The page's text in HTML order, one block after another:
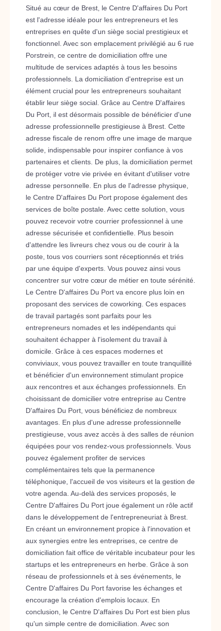
Situé au cœur de Brest, le Centre D'affaires Du Port
est l'adresse idéale pour les entrepreneurs et les
entreprises en quête d'un siège social prestigieux et
fonctionnel. Avec son emplacement privilégié au 6 rue
Porstrein, ce centre de domiciliation offre une
multitude de services adaptés à tous les besoins
professionnels. La domiciliation d'entreprise est un
élément crucial pour les entrepreneurs souhaitant
établir leur siège social. Grâce au Centre D'affaires
Du Port, il est désormais possible de bénéficier d'une
adresse professionnelle prestigieuse à Brest. Cette
adresse fiscale de renom offre une image de marque
solide, indispensable pour inspirer confiance à vos
partenaires et clients. De plus, la domiciliation permet
de protéger votre vie privée en évitant d'utiliser votre
adresse personnelle. En plus de l'adresse physique,
le Centre D'affaires Du Port propose également des
services de boîte postale. Avec cette solution, vous
pouvez recevoir votre courrier professionnel à une
adresse sécurisée et confidentielle. Plus besoin
d'attendre les livreurs chez vous ou de courir à la
poste, tous vos courriers sont réceptionnés et triés
par une équipe d'experts. Vous pouvez ainsi vous
concentrer sur votre cœur de métier en toute sérénité.
Le Centre D'affaires Du Port va encore plus loin en
proposant des services de coworking. Ces espaces
de travail partagés sont parfaits pour les
entrepreneurs nomades et les indépendants qui
souhaitent échapper à l'isolement du travail à
domicile. Grâce à ces espaces modernes et
conviviaux, vous pouvez travailler en toute tranquillité
et bénéficier d'un environnement stimulant propice
aux rencontres et aux échanges professionnels. En
choisissant de domicilier votre entreprise au Centre
D'affaires Du Port, vous bénéficiez de nombreux
avantages. En plus d'une adresse professionnelle
prestigieuse, vous avez accès à des salles de réunion
équipées pour vos rendez-vous professionnels. Vous
pouvez également profiter de services
complémentaires tels que la permanence
téléphonique, l'accueil de vos visiteurs et la gestion de
votre agenda. Au-delà des services proposés, le
Centre D'affaires Du Port joue également un rôle actif
dans le développement de l'entrepreneuriat à Brest.
En créant un environnement propice à l'innovation et
aux synergies entre les entreprises, ce centre de
domiciliation fait office de véritable incubateur pour les
startups et les entrepreneurs en herbe. Grâce à son
réseau de professionnels et à ses événements, le
Centre D'affaires Du Port favorise les échanges et
encourage la création d'emplois locaux. En
conclusion, le Centre D'affaires Du Port est bien plus
qu'un simple centre de domiciliation. Avec son